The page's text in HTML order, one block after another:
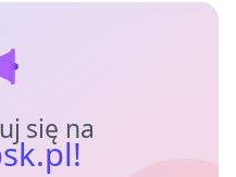
się na